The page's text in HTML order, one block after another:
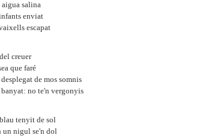
aigua salina
enviat
escapat
creuer
que faré
de mos somnis
banyat: no te'n vergonyis
tenyit de sol
un nigul se'n dol